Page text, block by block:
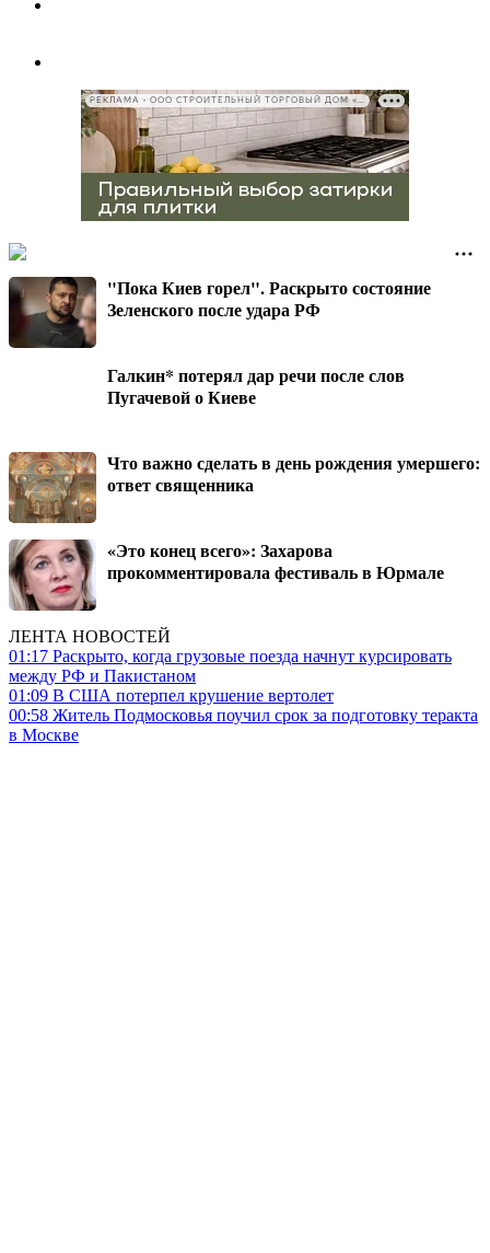
РЕКЛАМА • ООО СТРОИТЕЛЬНЫЙ ТОРГОВЫЙ ДОМ «ПЕТРОВИЧ», ИНН 7802348846
"Пока Киев горел". Раскрыто состояние
Зеленского после удара РФ
Галкин* потерял дар речи после слов
Пугачевой о Киеве
Что важно сделать в день рождения умершего:
ответ священника
«Это конец всего»: Захарова
прокомментировала фестиваль в Юрмале
ЛЕНТА НОВОСТЕЙ
01:17 Раскрыто, когда грузовые поезда начнут курсировать
между РФ и Пакистаном
01:09 В США потерпел крушение вертолет
00:58 Житель Подмосковья поучил срок за подготовку теракта
в Москве